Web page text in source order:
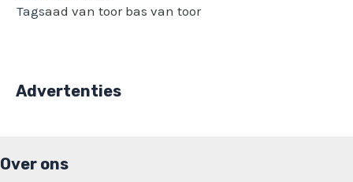
Tagsaad van toor bas van toor
Advertenties
Over ons